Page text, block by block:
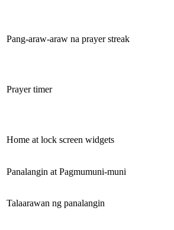
Pang-araw-araw na prayer streak
Prayer timer
Home at lock screen widgets
Panalangin at Pagmumuni-muni
Talaarawan ng panalangin